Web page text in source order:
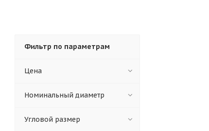
Фильтр по параметрам
Цена
Номинальный диаметр
Угловой размер